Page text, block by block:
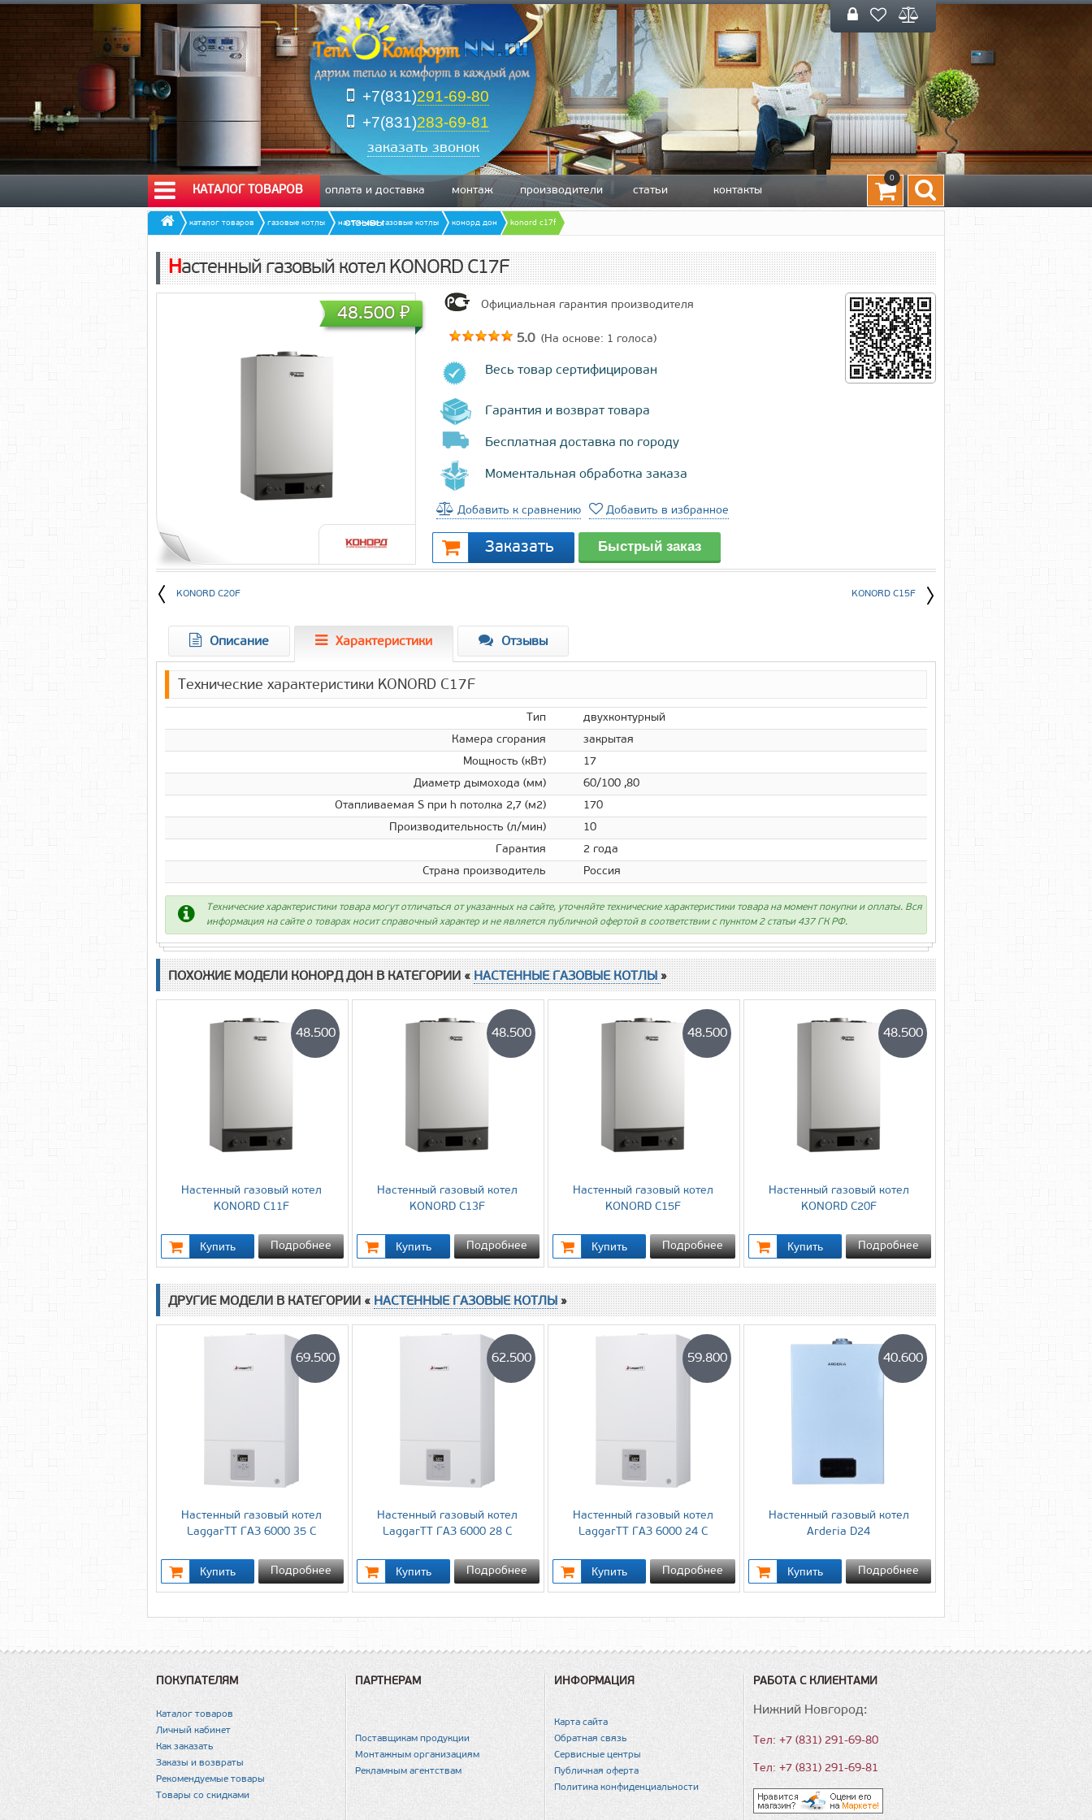
+7(831)291-69-80
+7(831)283-69-81
заказать звонок
КАТАЛОГ ТОВАРОВ оплата и доставка монтаж производители статьи контакты
отзывы
0
каталог товаров газовые котлы настенные газовые котлы конорд дон konord c17f
Настенный газовый котел KONORD C17F
48.500₽ Официальная гарантия производителя
5.0 (На основе: 1 голоса)
Весь товар сертифицирован
Гарантия и возврат товара
Бесплатная доставка по городу
Моментальная обработка заказа
Добавить к сравнению Добавить в избранное
KONORD C20F KONORD C15F
Описание Характеристики Отзывы
Технические характеристики KONORD C17F
Тип
двухконтурный
Камера сгорания
закрытая
Мощность (кВт)
17
Диаметр дымохода (мм)
60/100 ,80
Отапливаемая S при h потолка 2,7 (м2)
170
Производительность (л/мин)
10
Гарантия
2 года
Страна производитель
Россия
Технические характеристики товара могут отличаться от указанных на сайте, уточняйте технические характеристики товара на момент покупки и оплаты. Вся
информация на сайте о товарах носит справочный характер и не является публичной офертой в соответствии с пунктом 2 статьи 437 ГК РФ.
ПОХОЖИЕ МОДЕЛИ КОНОРД ДОН В КАТЕГОРИИ «НАСТЕННЫЕ ГАЗОВЫЕ КОТЛЫ»
Настенный газовый котел
KONORD C11F
48.500
Подробнее
Настенный газовый котел
KONORD C13F
48.500
Подробнее
Настенный газовый котел
KONORD C15F
48.500
Подробнее
Настенный газовый котел
KONORD C20F
48.500
Подробнее
ДРУГИЕ МОДЕЛИ В КАТЕГОРИИ «НАСТЕННЫЕ ГАЗОВЫЕ КОТЛЫ»
Настенный газовый котел
LaggarTT ГАЗ 6000 35 С
69.500
Подробнее
Настенный газовый котел
LaggarTT ГАЗ 6000 28 С
62.500
Подробнее
Настенный газовый котел
LaggarTT ГАЗ 6000 24 С
59.800
Подробнее
Настенный газовый котел
Arderia D24
40.600
Подробнее
ПОКУПАТЕЛЯМ
Каталог товаров
Личный кабинет
Как заказать
Заказы и возвраты
Рекомендуемые товары
Товары со скидками
ПАРТНЕРАМ
Поставщикам продукции
Монтажным организациям
Рекламным агентствам
ИНФОРМАЦИЯ
Карта сайта
Обратная связь
Сервисные центры
Публичная оферта
Политика конфиденциальности
РАБОТА С КЛИЕНТАМИ
Нижний Новгород:
Тел: +7 (831) 291-69-80
Тел: +7 (831) 291-69-81